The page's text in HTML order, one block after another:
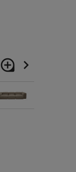
loupe navigate_next